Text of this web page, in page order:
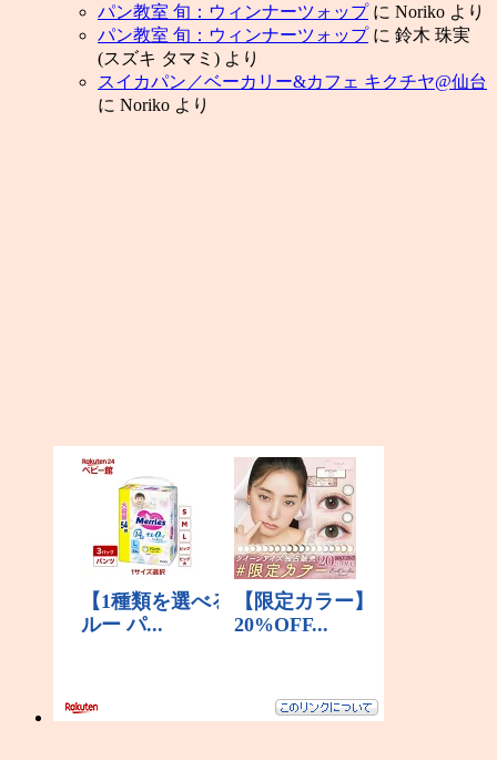
パン教室 旬：ウィンナーツォップに Noriko より
パン教室 旬：ウィンナーツォップに 鈴木 珠実
(スズキ タマミ) より
スイカパン／ベーカリー&カフェ キクチヤ@仙台
に Noriko より